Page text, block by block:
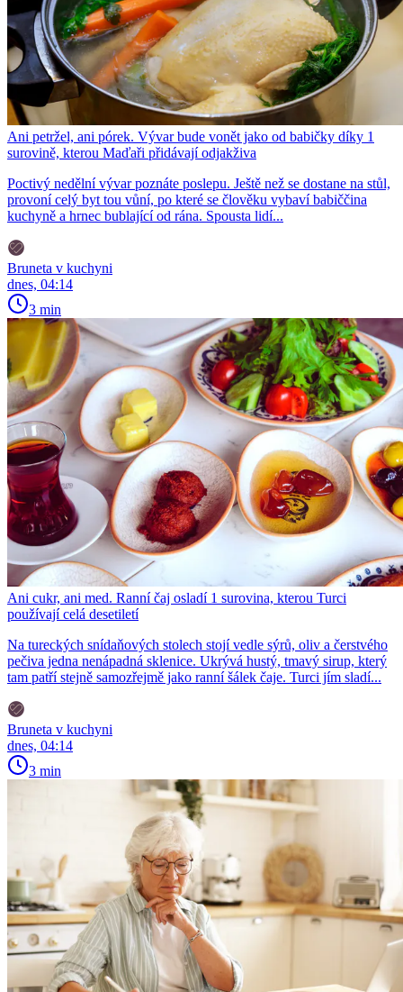
Ani petržel, ani pórek. Vývar bude vonět jako od babičky díky 1
surovině, kterou Maďaři přidávají odjakživa
Poctivý nedělní vývar poznáte poslepu. Ještě než se dostane na stůl,
provoní celý byt tou vůní, po které se člověku vybaví babiččina
kuchyně a hrnec bublající od rána. Spousta lidí...
Bruneta v kuchyni
dnes, 04:14
3 min
Ani cukr, ani med. Ranní čaj osladí 1 surovina, kterou Turci
používají celá desetiletí
Na tureckých snídaňových stolech stojí vedle sýrů, oliv a čerstvého
pečiva jedna nenápadná sklenice. Ukrývá hustý, tmavý sirup, který
tam patří stejně samozřejmě jako ranní šálek čaje. Turci jím sladí...
Bruneta v kuchyni
dnes, 04:14
3 min